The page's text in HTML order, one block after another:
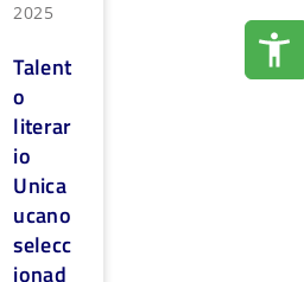
2025
Talent
o
literar
io
Unica
ucano
selecc
ionad